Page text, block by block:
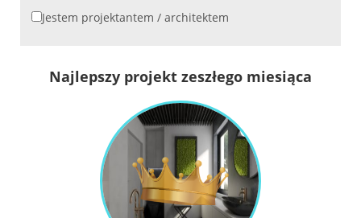
Jestem projektantem / architektem
Najlepszy projekt zeszłego miesiąca